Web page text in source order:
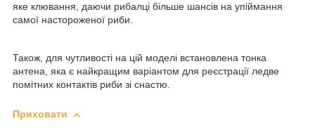
яке клювання, даючи рибалці більше шансів на упіймання
самої настороженої риби.
Також, для чутливості на цій моделі встановлена тонка
антена, яка є найкращим варіантом для реєстрації ледве
помітних контактів риби зі снастю.
Приховати